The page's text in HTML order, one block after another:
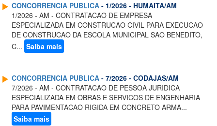
CONCORRENCIA PUBLICA - 1/2026 - HUMAITA/AM
1/2026 - AM - CONTRATACAO DE EMPRESA
ESPECIALIZADA EM CONSTRUCAO CIVIL PARA EXECUCAO
DE CONSTRUCAO DA ESCOLA MUNICIPAL SAO BENEDITO,
C... Saiba mais
CONCORRENCIA PUBLICA - 7/2026 - CODAJAS/AM
7/2026 - AM - CONTRATACAO DE PESSOA JURIDICA
ESPECIALIZADA EM OBRAS E SERVICOS DE ENGENHARIA
PARA PAVIMENTACAO RIGIDA EM CONCRETO ARMA...
Saiba mais